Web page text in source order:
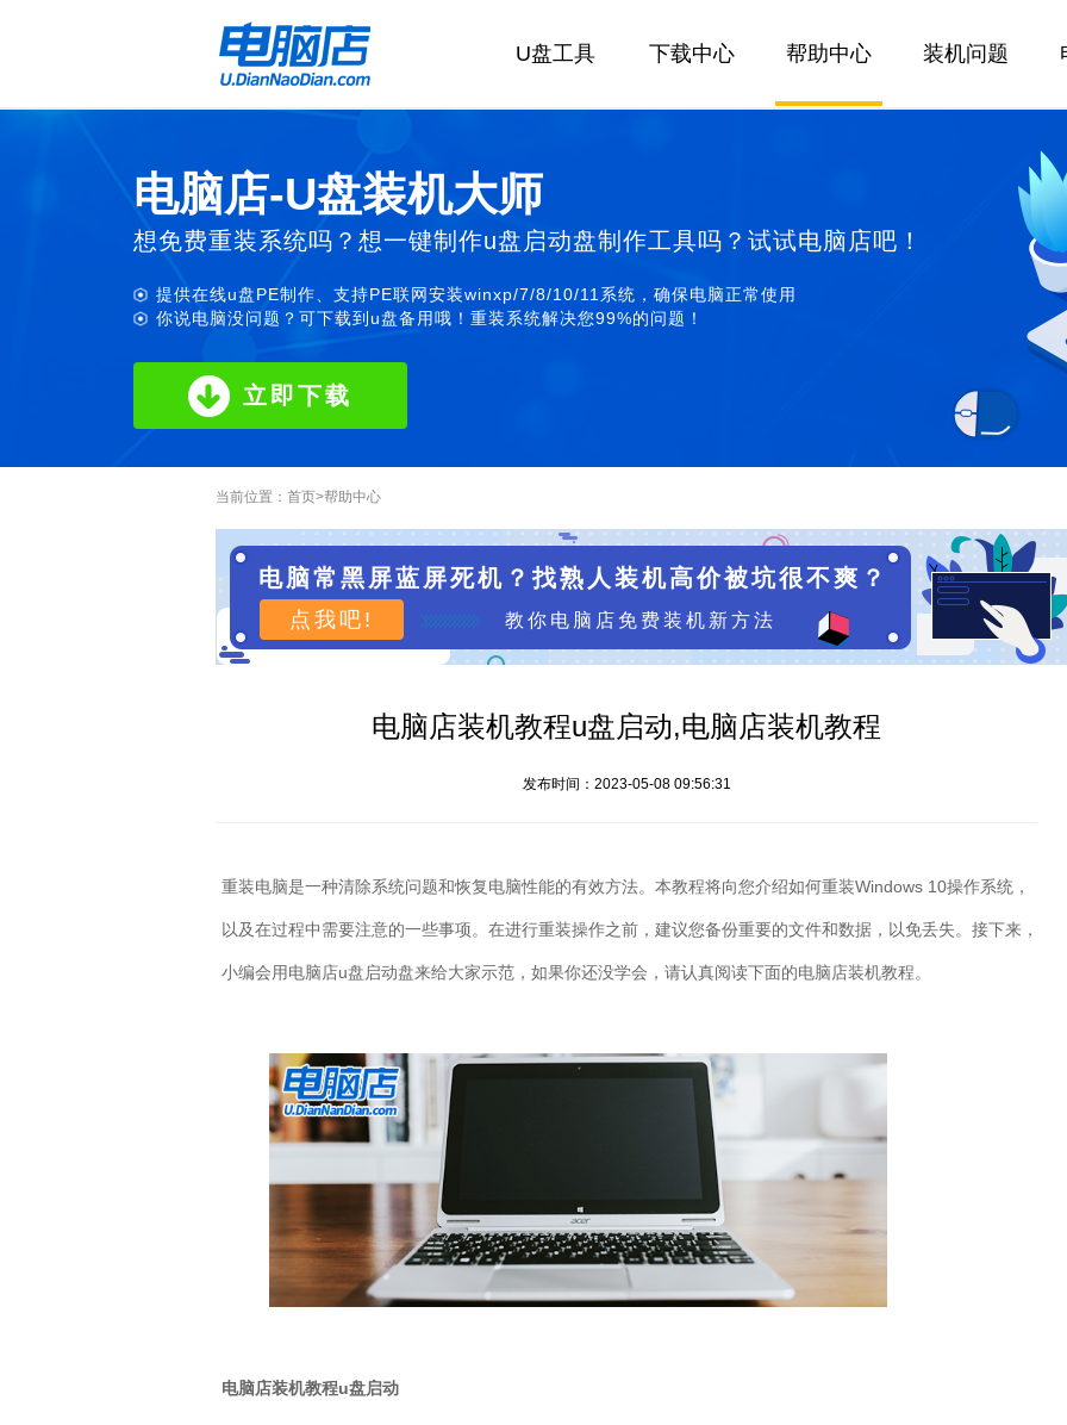
U盘工具 下载中心 帮助中心 装机问题
电脑店-U盘装机大师
想免费重装系统吗？想一键制作u盘启动盘制作工具吗？试试电脑店吧！
提供在线u盘PE制作、支持PE联网安装winxp/7/8/10/11系统，确保电脑正常使用
你说电脑没问题？可下载到u盘备用哦！重装系统解决您99%的问题！
立即下载
当前位置： 首页>帮助中心
电脑常黑屏蓝屏死机？找熟人装机高价被坑很不爽？
点我吧! 教你电脑店免费装机新方法
电脑店装机教程u盘启动,电脑店装机教程
发布时间：2023-05-08 09:56:31
重装电脑是一种清除系统问题和恢复电脑性能的有效方法。本教程将向您介绍如何重装Windows 10操作系统，
以及在过程中需要注意的一些事项。在进行重装操作之前，建议您备份重要的文件和数据，以免丢失。接下来，
小编会用电脑店u盘启动盘来给大家示范，如果你还没学会，请认真阅读下面的电脑店装机教程。
电脑店装机教程u盘启动